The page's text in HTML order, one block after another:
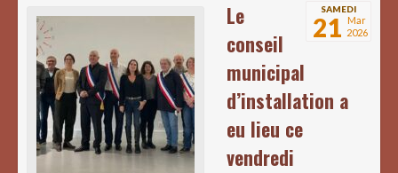
SAMEDI
21 Mar
2026
Le
conseil
municipal
d’installation a
eu lieu ce
vendredi